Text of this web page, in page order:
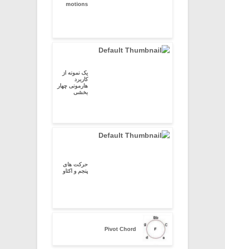
motions
یک نمونه از
کاربرد
هارمونی چهار
بخشی
حرکت های
پنجم و اکتاو
Pivot Chord